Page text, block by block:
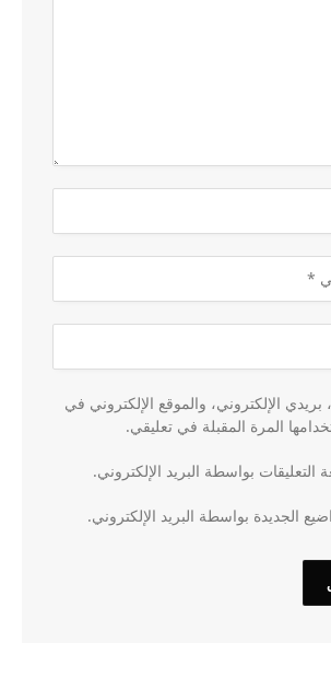
الإلكتروني، والموقع الإلكتروني في
المرة المقبلة في تعليقي.
التعليقات بواسطة البريد الإلكتروني.
الجديدة بواسطة البريد الإلكتروني.